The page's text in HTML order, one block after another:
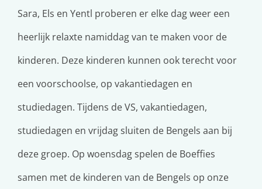
Sara, Els en Yentl proberen er elke dag weer een
heerlijk relaxte namiddag van te maken voor de
kinderen. Deze kinderen kunnen ook terecht voor
een voorschoolse, op vakantiedagen en
studiedagen. Tijdens de VS, vakantiedagen,
studiedagen en vrijdag sluiten de Bengels aan bij
deze groep. Op woensdag spelen de Boeffies
samen met de kinderen van de Bengels op onze